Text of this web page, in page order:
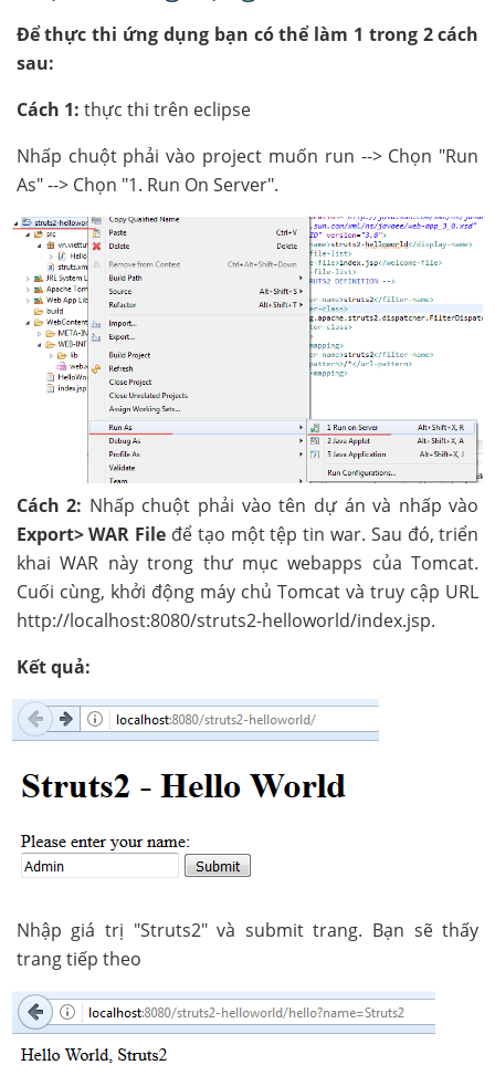
Để thực thi ứng dụng bạn có thể làm 1 trong 2 cách
sau:
Cách 1: thực thi trên eclipse
Nhấp chuột phải vào project muốn run --> Chọn "Run
As" --> Chọn "1. Run On Server".
Cách 2: Nhấp chuột phải vào tên dự án và nhấp vào
Export> WAR File để tạo một tệp tin war. Sau đó, triển
khai WAR này trong thư mục webapps của Tomcat.
Cuối cùng, khởi động máy chủ Tomcat và truy cập URL
http://localhost:8080/struts2-helloworld/index.jsp.
Kết quả:
Nhập giá trị "Struts2" và submit trang. Bạn sẽ thấy
trang tiếp theo